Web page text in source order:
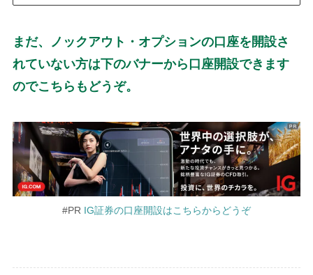
まだ、ノックアウト・オプションの口座を開設さ
れていない方は下のバナーから口座開設できます
のでこちらもどうぞ。
#PR IG証券の口座開設はこちらからどうぞ